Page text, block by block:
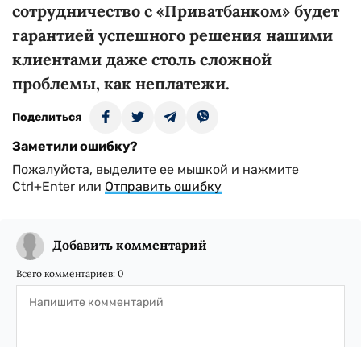
сотрудничество с «Приватбанком» будет
гарантией успешного решения нашими
клиентами даже столь сложной
проблемы, как неплатежи.
Поделиться
Заметили ошибку?
Пожалуйста, выделите ее мышкой и нажмите
Ctrl+Enter или Отправить ошибку
Добавить комментарий
Всего комментариев: 0